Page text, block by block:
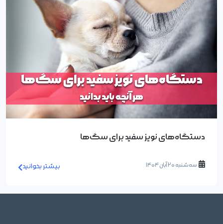
دستگاه‌های نویز سفید برای سگ‌ها
سه شنبه 20 آبان 1404 بیشتر بخوانید